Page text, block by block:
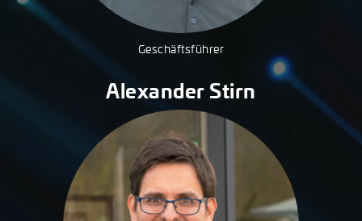
Geschäftsführer
Alexander Stirn